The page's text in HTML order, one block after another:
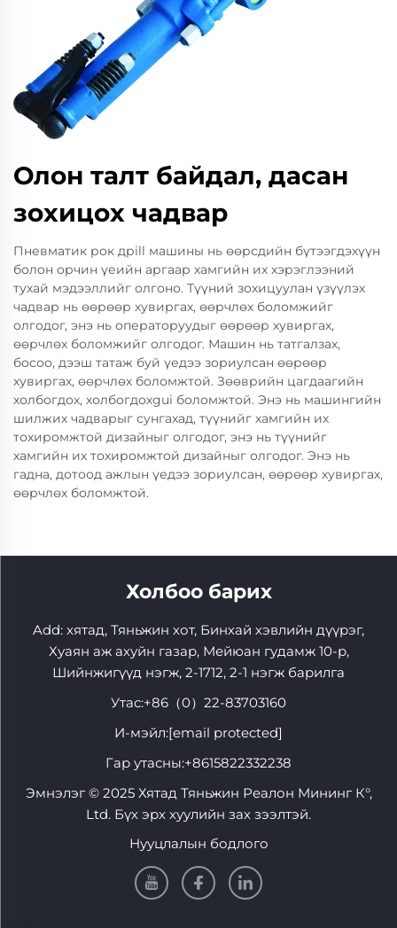
Олон талт байдал, дасан
зохицох чадвар
Пневматик рок дрill машины нь өөрсдийн бүтээгдэхүүн
болон орчин үеийн аргаар хамгийн их хэрэглээний
тухай мэдээллийг олгоно. Түүний зохицуулан үзүүлэх
чадвар нь өөрөөр хувиргах, өөрчлөх боломжийг
олгодог, энэ нь операторуудыг өөрөөр хувиргах,
өөрчлөх боломжийг олгодог. Машин нь татгалзах,
босоо, дээш татаж буй үедээ зориулсан өөрөөр
хувиргах, өөрчлөх боломжтой. Зөөврийн цагдаагийн
холбогдох, холбогдохgui боломжтой. Энэ нь машингийн
шилжих чадварыг сунгахад, түүнийг хамгийн их
тохиромжтой дизайныг олгодог, энэ нь түүнийг
хамгийн их тохиромжтой дизайныг олгодог. Энэ нь
гадна, дотоод ажлын үедээ зориулсан, өөрөөр хувиргах,
өөрчлөх боломжтой.
Холбоо барих
Add: хятад, Тяньжин хот, Бинхай хэвлийн дүүрэг,
Хуаян аж ахуйн газар, Мейюан гудамж 10-р,
Шийнжигүүд нэгж, 2-1712, 2-1 нэгж барилга
Утас:+86（0）22-83703160
И-мэйл:[email protected]
Гар утасны:+8615822332238
Эмнэлэг © 2025 Хятад Тяньжин Реалон Мининг К°,
Ltd. Бүх эрх хуулийн зах зээлтэй.
Нууцлалын бодлого